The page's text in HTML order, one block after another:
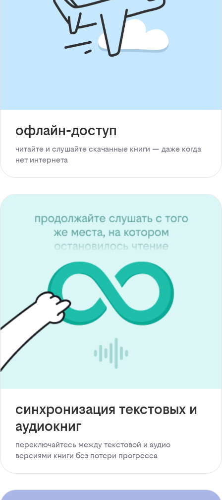
офлайн-доступ
читайте и слушайте скачанные книги — даже когда
нет интернета
синхронизация текстовых и
аудиокниг
переключайтесь между текстовой и аудио
версиями книги без потери прогресса